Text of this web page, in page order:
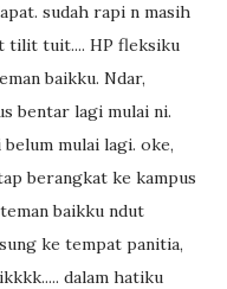
sudah rapi n masih
tilit tuit.... HP fleksiku
baikku. Ndar,
bentar lagi mulai ni.
mulai lagi. oke,
berangkat ke kampus
baikku ndut
ke tempat panitia,
dalam hatiku